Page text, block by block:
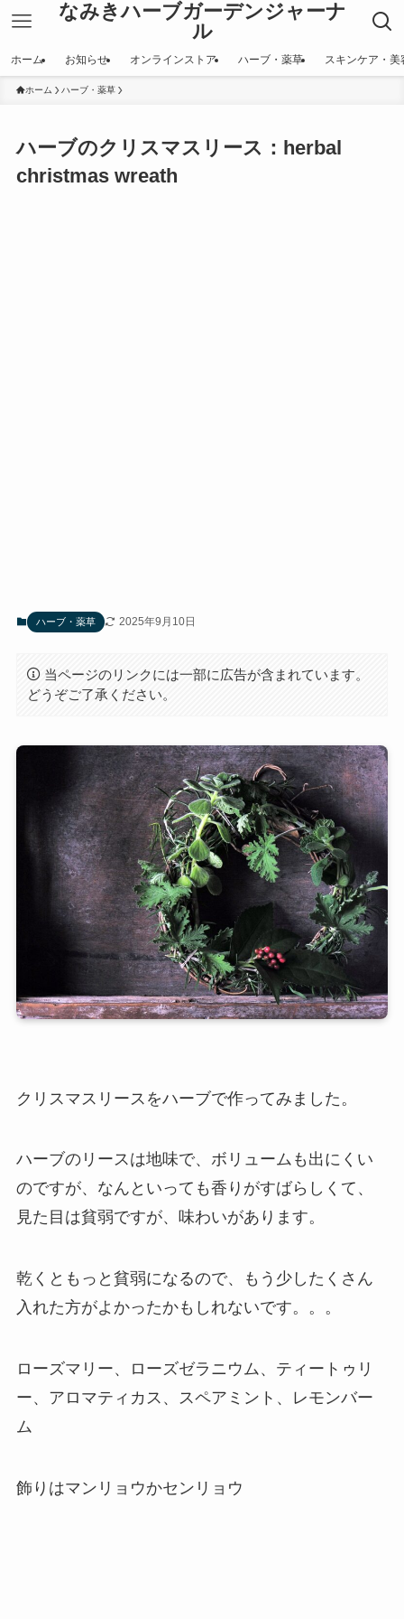
なみきハーブガーデンジャーナ
ル
ホーム お知らせ オンラインストア ハーブ・薬草 スキンケア・美
ホーム ハーブ・薬草
ハーブのクリスマスリース：herbal
christmas wreath
ハーブ・薬草 2025年9月10日
当ページのリンクには一部に広告が含まれています。
どうぞご了承ください。
クリスマスリースをハーブで作ってみました。
ハーブのリースは地味で、ボリュームも出にくい
のですが、なんといっても香りがすばらしくて、
見た目は貧弱ですが、味わいがあります。
乾くともっと貧弱になるので、もう少したくさん
入れた方がよかったかもしれないです。。。
ローズマリー、ローズゼラニウム、ティートゥリ
ー、アロマティカス、スペアミント、レモンバー
ム
飾りはマンリョウかセンリョウ